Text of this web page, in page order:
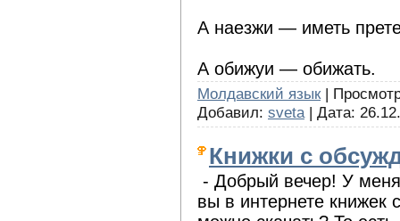
А наезжи — иметь
А обижуи — обижать.
Молдавский язык|
Добавил: sveta | Дата:
Книжки с
- Добрый вечер! У
вы в интернете книжек